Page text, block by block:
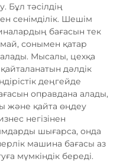
Бұл тәсілдің
сенімділік. Шешім
бағасын тек
сонымен қатар
Мысалы, цехқа
дәлдік
деңгейде
оправдана алады,
және қайта өңдеу
негізінен
шығарса, онда
машина бағасы аз
мүмкіндік береді.